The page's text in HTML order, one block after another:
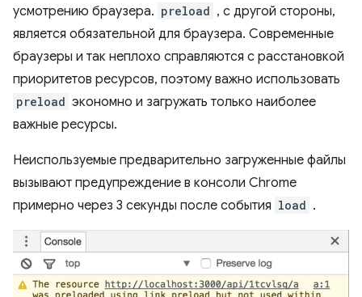
усмотрению браузера. preload , с другой стороны,
является обязательной для браузера. Современные
браузеры и так неплохо справляются с расстановкой
приоритетов ресурсов, поэтому важно использовать
preload экономно и загружать только наиболее
важные ресурсы.
Неиспользуемые предварительно загруженные файлы
вызывают предупреждение в консоли Chrome
примерно через 3 секунды после события load .